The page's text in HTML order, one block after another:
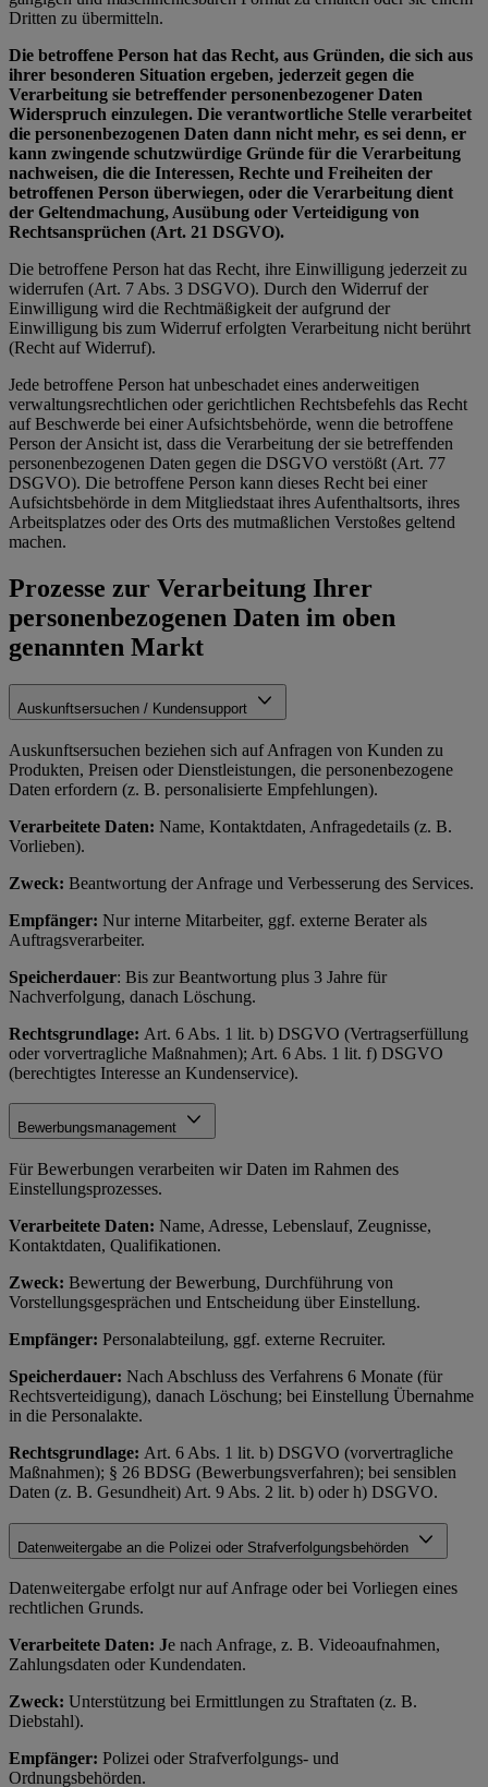
Dritten zu übermitteln.
Die betroffene Person hat das Recht, aus Gründen, die sich aus
ihrer besonderen Situation ergeben, jederzeit gegen die
Verarbeitung sie betreffender personenbezogener Daten
Widerspruch einzulegen. Die verantwortliche Stelle verarbeitet
die personenbezogenen Daten dann nicht mehr, es sei denn, er
kann zwingende schutzwürdige Gründe für die Verarbeitung
nachweisen, die die Interessen, Rechte und Freiheiten der
betroffenen Person überwiegen, oder die Verarbeitung dient
der Geltendmachung, Ausübung oder Verteidigung von
Rechtsansprüchen (Art. 21 DSGVO).
Die betroffene Person hat das Recht, ihre Einwilligung jederzeit zu
widerrufen (Art. 7 Abs. 3 DSGVO). Durch den Widerruf der
Einwilligung wird die Rechtmäßigkeit der aufgrund der
Einwilligung bis zum Widerruf erfolgten Verarbeitung nicht berührt
(Recht auf Widerruf).
Jede betroffene Person hat unbeschadet eines anderweitigen
verwaltungsrechtlichen oder gerichtlichen Rechtsbefehls das Recht
auf Beschwerde bei einer Aufsichtsbehörde, wenn die betroffene
Person der Ansicht ist, dass die Verarbeitung der sie betreffenden
personenbezogenen Daten gegen die DSGVO verstößt (Art. 77
DSGVO). Die betroffene Person kann dieses Recht bei einer
Aufsichtsbehörde in dem Mitgliedstaat ihres Aufenthaltsorts, ihres
Arbeitsplatzes oder des Orts des mutmaßlichen Verstoßes geltend
machen.
Prozesse zur Verarbeitung Ihrer
personenbezogenen Daten im oben
genannten Markt
Auskunftsersuchen / Kundensupport
Auskunftsersuchen beziehen sich auf Anfragen von Kunden zu
Produkten, Preisen oder Dienstleistungen, die personenbezogene
Daten erfordern (z. B. personalisierte Empfehlungen).
Verarbeitete Daten: Name, Kontaktdaten, Anfragedetails (z. B.
Vorlieben).
Zweck: Beantwortung der Anfrage und Verbesserung des Services.
Empfänger: Nur interne Mitarbeiter, ggf. externe Berater als
Auftragsverarbeiter.
Speicherdauer: Bis zur Beantwortung plus 3 Jahre für
Nachverfolgung, danach Löschung.
Rechtsgrundlage: Art. 6 Abs. 1 lit. b) DSGVO (Vertragserfüllung
oder vorvertragliche Maßnahmen); Art. 6 Abs. 1 lit. f) DSGVO
(berechtigtes Interesse an Kundenservice).
Bewerbungsmanagement
Für Bewerbungen verarbeiten wir Daten im Rahmen des
Einstellungsprozesses.
Verarbeitete Daten: Name, Adresse, Lebenslauf, Zeugnisse,
Kontaktdaten, Qualifikationen.
Zweck: Bewertung der Bewerbung, Durchführung von
Vorstellungsgesprächen und Entscheidung über Einstellung.
Empfänger: Personalabteilung, ggf. externe Recruiter.
Speicherdauer: Nach Abschluss des Verfahrens 6 Monate (für
Rechtsverteidigung), danach Löschung; bei Einstellung Übernahme
in die Personalakte.
Rechtsgrundlage: Art. 6 Abs. 1 lit. b) DSGVO (vorvertragliche
Maßnahmen); § 26 BDSG (Bewerbungsverfahren); bei sensiblen
Daten (z. B. Gesundheit) Art. 9 Abs. 2 lit. b) oder h) DSGVO.
Datenweitergabe an die Polizei oder Strafverfolgungsbehörden
Datenweitergabe erfolgt nur auf Anfrage oder bei Vorliegen eines
rechtlichen Grunds.
Verarbeitete Daten: Je nach Anfrage, z. B. Videoaufnahmen,
Zahlungsdaten oder Kundendaten.
Zweck: Unterstützung bei Ermittlungen zu Straftaten (z. B.
Diebstahl).
Empfänger: Polizei oder Strafverfolgungs- und
Ordnungsbehörden.